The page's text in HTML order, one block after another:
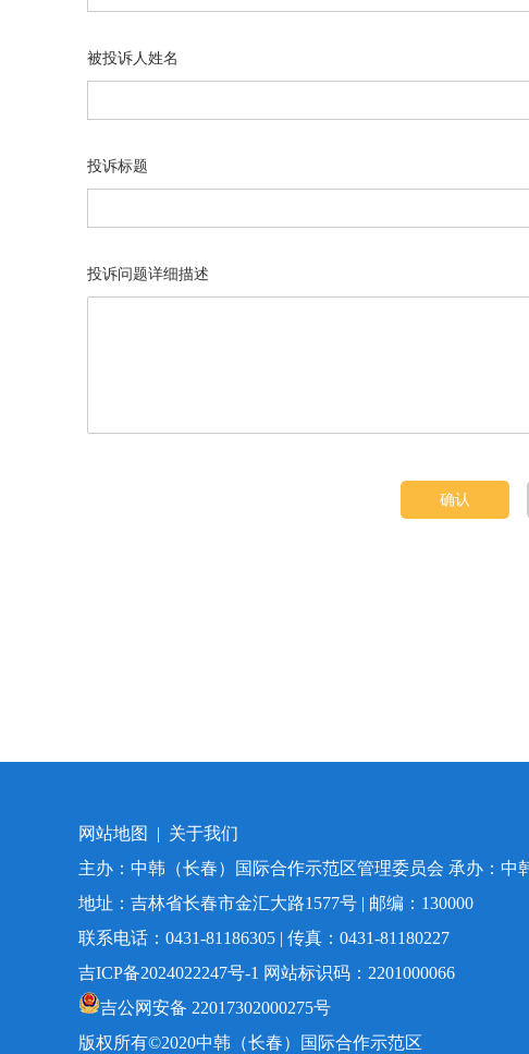
网站地图 | 关于我们
主办：中韩（长春）国际合作示范区管理委员会 承办：
地址：吉林省长春市金汇大路1577号 | 邮编：130000
联系电话：0431-81186305 | 传真：0431-81180227
吉ICP备2024022247号-1 网站标识码：2201000066
吉公网安备 22017302000275号
版权所有©️2020中韩（长春）国际合作示范区